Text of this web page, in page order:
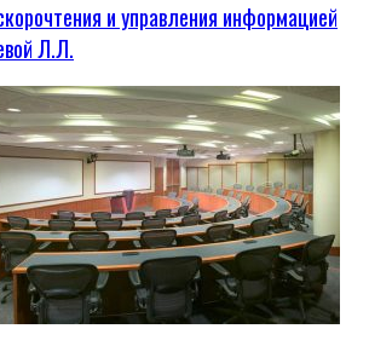
и управления информацией
Л.Л.